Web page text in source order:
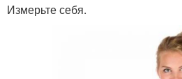
Измерьте себя.